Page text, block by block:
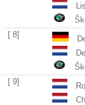
[ 8]
[ 9]